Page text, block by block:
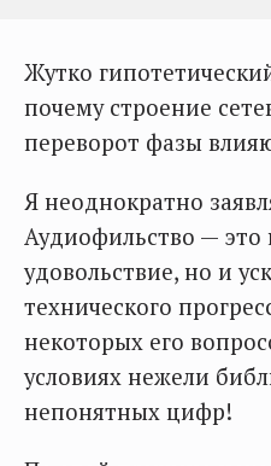
Жутко
почему строение
переворот фазы
Я неоднократно
Аудиофильство — это
удовольствие, но и
технического
некоторых его
условиях нежели
непонятных цифр!